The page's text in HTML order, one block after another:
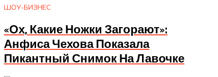
ШОУ-БИЗНЕС
«Ох, Какие Ножки Загорают»:
Анфиса Чехова Показала
Пикантный Снимок На Лавочке